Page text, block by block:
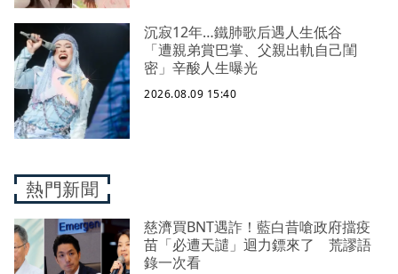
沉寂12年…鐵肺歌后遇人生低谷
「遭親弟賞巴掌、父親出軌自己閨
密」辛酸人生曝光
2026.08.09 15:40
熱門新聞
慈濟買BNT遇詐！藍白昔嗆政府擋疫
苗「必遭天譴」迴力鏢來了 荒謬語
錄一次看